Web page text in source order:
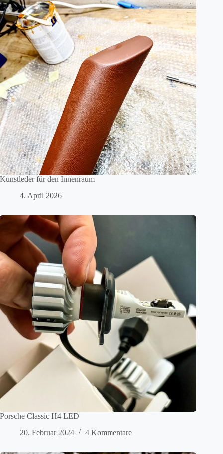
Kunstleder für den Innenraum
4. April 2026
Porsche Classic H4 LED
20. Februar 2024
4 Kommentare